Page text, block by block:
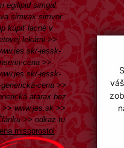
egilipid simgal
simvax simvor
kúpiť lacné v
lekárni>>
jessk-
cena>>
jessk-
cena>>
atarax bez
>>www.jes.sk>>
>>odkaz tu
misoprostol